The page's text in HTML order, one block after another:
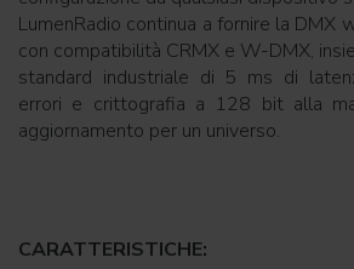
LumenRadio continua a fornire la DMX
con compatibilità CRMX e W-DMX,
standard industriale di 5 ms di
errori e crittografia a 128 bit alla
aggiornamento per un universo.
CARATTERISTICHE: